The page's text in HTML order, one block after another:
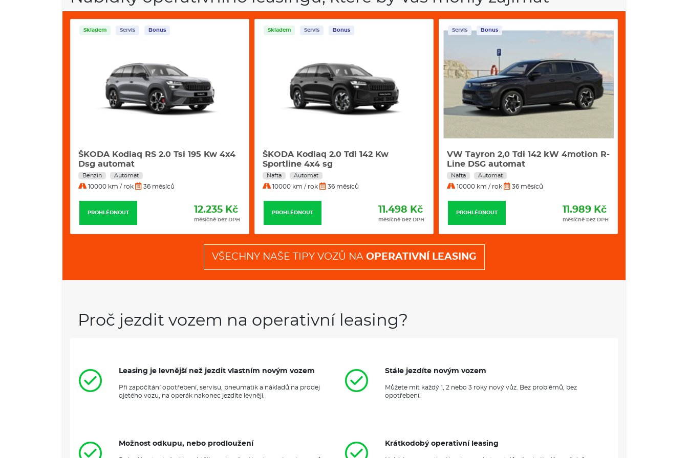
Skladem Servis Bonus
ŠKODA Kodiaq RS 2.0 Tsi 195 Kw 4x4
Dsg automat
Benzín Automat
10000 km / rok 36 měsíců
PROHLÉDNOUT 12.235 Kč
měsíčně bez DPH
Skladem Servis Bonus
ŠKODA Kodiaq 2.0 Tdi 142 Kw
Sportline 4x4 sg
Nafta Automat
10000 km / rok 36 měsíců
PROHLÉDNOUT 11.498 Kč
měsíčně bez DPH
Servis Bonus
VW Tayron 2,0 Tdi 142 kW 4motion R-
Line DSG automat
Nafta Automat
10000 km / rok 36 měsíců
PROHLÉDNOUT 11.989 Kč
měsíčně bez DPH
VŠECHNY NAŠE TIPY VOZŮ NA OPERATIVNÍ LEASING
Proč jezdit vozem na operativní leasing?
Leasing je levnější než jezdit vlastním novým vozem
Při započítání opotřebení, servisu, pneumatik a nákladů na prodej
ojetého vozu, na operák nakonec jezdíte levněji.
Stále jezdíte novým vozem
Můžete mít každý 1, 2 nebo 3 roky nový vůz. Bez problémů, bez
opotřebení.
Možnost odkupu, nebo prodloužení Krátkodobý operativní leasing